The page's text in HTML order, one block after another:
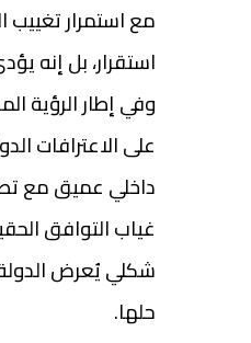
مع استمرار تغييب
استقرار، بل إنه
وفي إطار الرؤية
على الاعترافات
داخلي عميق مع
غياب التوافق
شكلي يُعرض
حلها.